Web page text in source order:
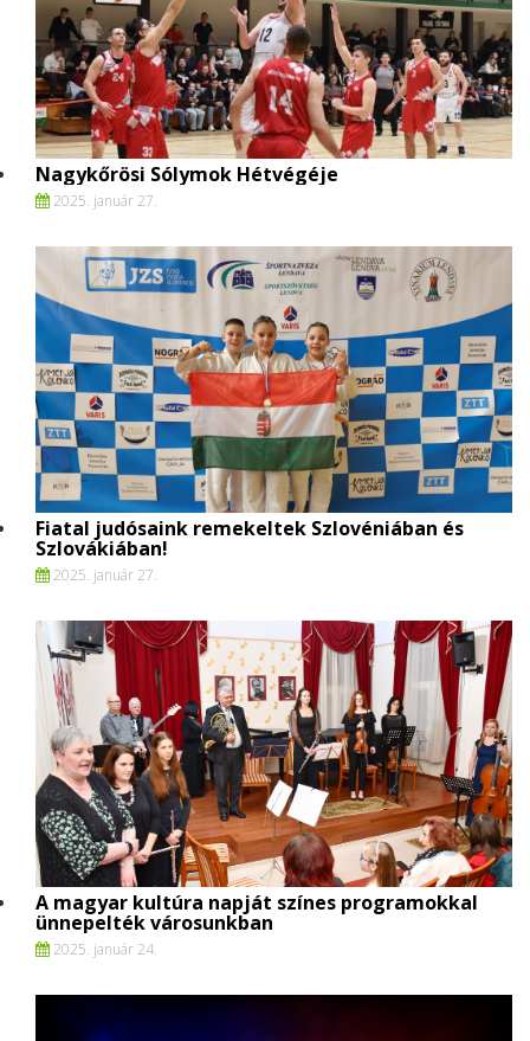
Nagykőrösi Sólymok Hétvégéje
2025. január 27.
Fiatal judósaink remekeltek Szlovéniában és
Szlovákiában!
2025. január 27.
A magyar kultúra napját színes programokkal
ünnepelték városunkban
2025. január 24.